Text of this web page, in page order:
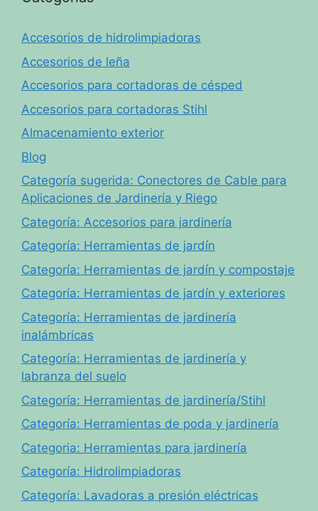
Accesorios de hidrolimpiadoras
Accesorios de leña
Accesorios para cortadoras de césped
Accesorios para cortadoras Stihl
Almacenamiento exterior
Blog
Categoría sugerida: Conectores de Cable para
Aplicaciones de Jardinería y Riego
Categoría: Accesorios para jardinería
Categoría: Herramientas de jardín
Categoría: Herramientas de jardín y compostaje
Categoría: Herramientas de jardín y exteriores
Categoría: Herramientas de jardinería
inalámbricas
Categoría: Herramientas de jardinería y
labranza del suelo
Categoría: Herramientas de jardinería/Stihl
Categoría: Herramientas de poda y jardinería
Categoria: Herramientas para jardinería
Categoría: Hidrolimpiadoras
Categoría: Lavadoras a presión eléctricas